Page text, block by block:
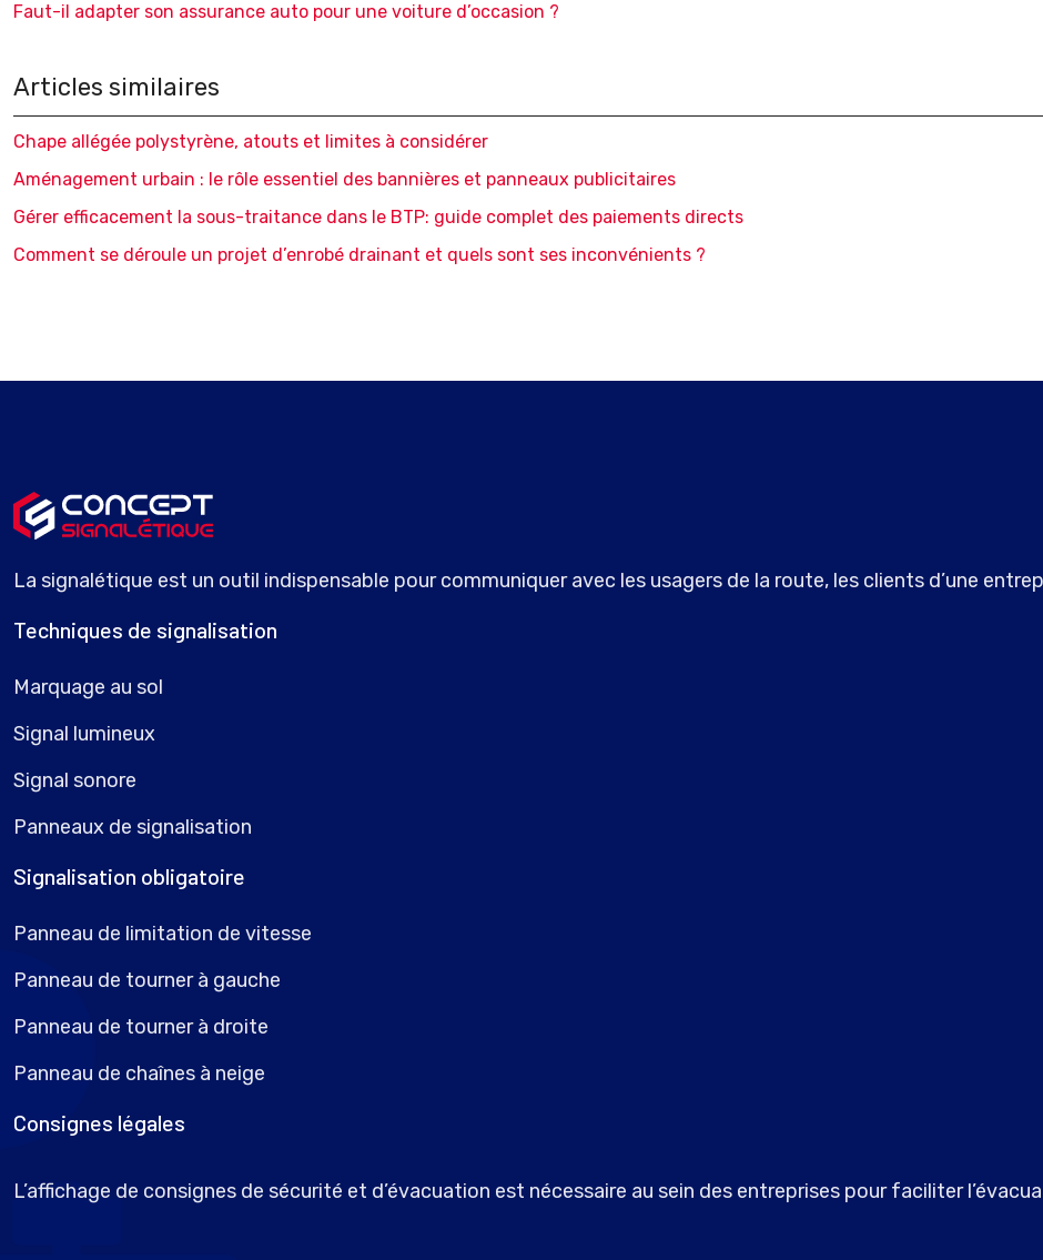
Faut-il adapter son assurance auto pour une voiture d’occasion ?
Articles similaires
Chape allégée polystyrène, atouts et limites à considérer
Aménagement urbain : le rôle essentiel des bannières et panneaux publicitaires
Gérer efficacement la sous-traitance dans le BTP: guide complet des paiements directs
Comment se déroule un projet d’enrobé drainant et quels sont ses inconvénients ?
La signalétique est un outil indispensable pour communiquer avec les usagers de la route, les clients d’une
Techniques de signalisation
Marquage au sol
Signal lumineux
Signal sonore
Panneaux de signalisation
Signalisation obligatoire
Panneau de limitation de vitesse
Panneau de tourner à gauche
Panneau de tourner à droite
Panneau de chaînes à neige
Consignes légales
L’affichage de consignes de sécurité et d’évacuation est nécessaire au sein des entreprises pour faciliter